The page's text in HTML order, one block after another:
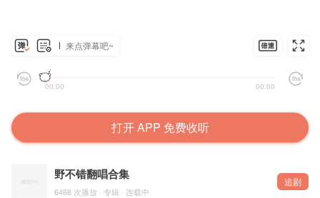
来点弹幕吧~
00:00 00:00
打开 APP 免费收听
野不错翻唱合集
6468 次播放 · 专辑 · 连载中
追剧